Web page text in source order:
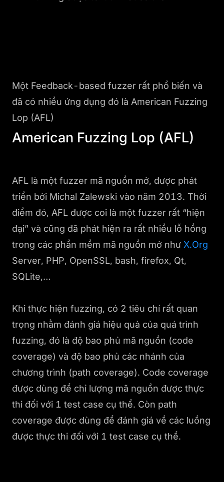
Một Feedback-based fuzzer rất phổ biến và
đã có nhiều ứng dụng đó là American Fuzzing
Lop (AFL)
American Fuzzing Lop (AFL)
AFL là một fuzzer mã nguồn mở, được phát
triển bởi Michal Zalewski vào năm 2013. Thời
điểm đó, AFL được coi là một fuzzer rất “hiện
đại” và cũng đã phát hiện ra rất nhiều lỗ hổng
trong các phần mềm mã nguồn mở như X.Org
Server, PHP, OpenSSL, bash, firefox, Qt,
SQLite,…
Khi thực hiện fuzzing, có 2 tiêu chí rất quan
trọng nhằm đánh giá hiệu quả của quá trình
fuzzing, đó là độ bao phủ mã nguồn (code
coverage) và độ bao phủ các nhánh của
chương trình (path coverage). Code coverage
được dùng để chỉ lượng mã nguồn được thực
thi đối với 1 test case cụ thể. Còn path
coverage được dùng để đánh giá về các luồng
được thực thi đối với 1 test case cụ thể.